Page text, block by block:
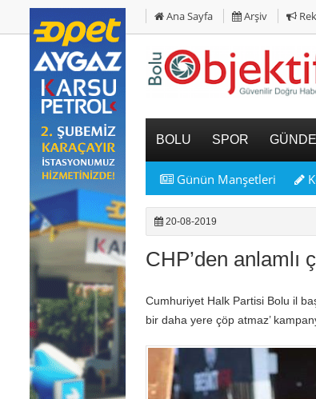
Ana Sayfa Arşiv
BOLU SPOR
Günün Manşetleri
20-08-2019
CHP’den anlamlı
Cumhuriyet Halk Partisi Bolu il
bir daha yere çöp atmaz’